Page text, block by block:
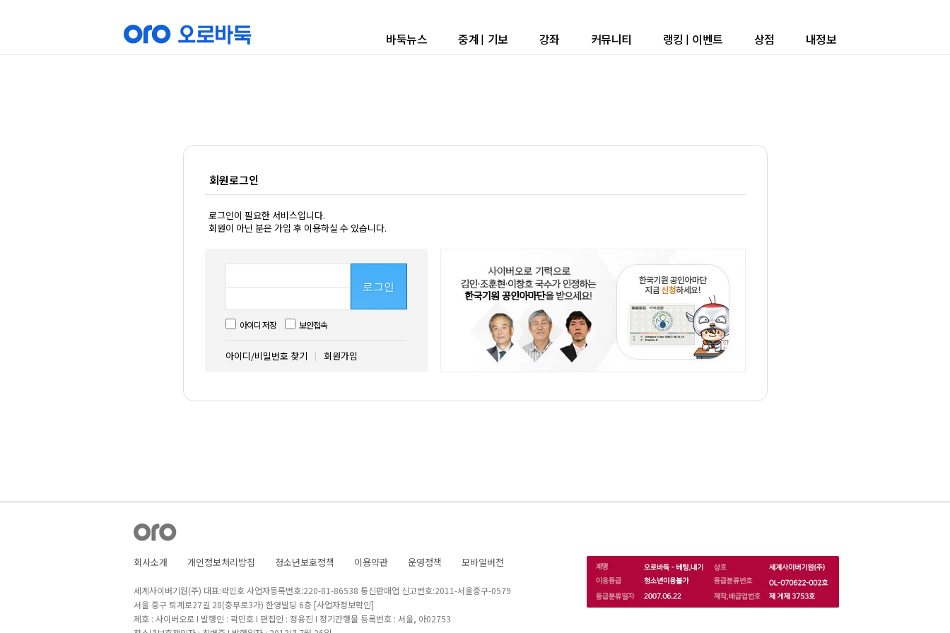
바둑뉴스 중계 | 기보 강좌 커뮤니티 랭킹 | 이벤트 상점 내정보
회원로그인
로그인이 필요한 서비스입니다.
회원이 아닌 분은 가입 후 이용하실 수 있습니다.
로그인
아이디 저장 보안접속
아이디/비밀번호 찾기 회원가입
회사소개 개인정보처리방침 청소년보호정책 이용약관 운영정책 모바일버전
세계사이버기원(주) 대표:곽민호 사업자등록번호:220-81-86538 통신판매업 신고번호:2011-서울중구-0579
서울 중구 퇴계로27길 28(충무로3가) 한영빌딩 6층 [사업자정보확인]
제호 : 사이버오로 I 발행인 : 곽민호 I 편집인 : 정용진 I 정기간행물 등록번호 : 서울, 아02753